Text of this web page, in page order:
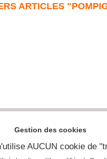
ARTICLES
Gestion des cookies
AUCUN cookie de